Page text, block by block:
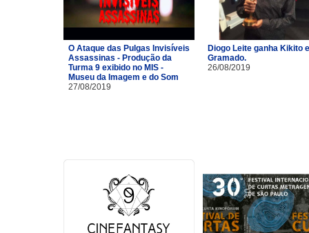
O Ataque das Pulgas Invisíveis
Assassinas - Produção da
Turma 9 exibido no MIS -
Museu da Imagem e do Som
27/08/2019
Diogo Leite ganha Kikito
Gramado.
26/08/2019